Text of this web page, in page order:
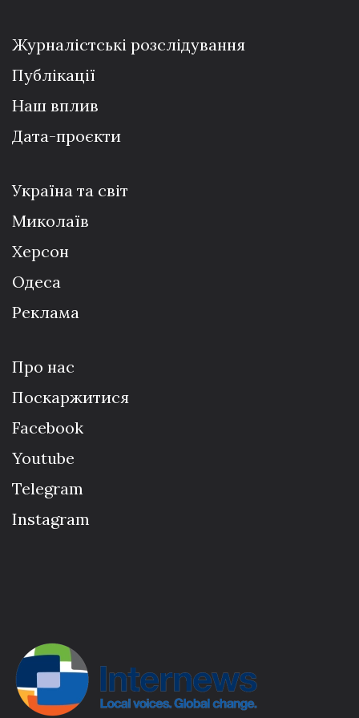
Журналістські розслідування
Публікації
Наш вплив
Дата-проєкти
Україна та світ
Миколаїв
Херсон
Одеса
Реклама
Про нас
Поскаржитися
Facebook
Youtube
Telegram
Instagram